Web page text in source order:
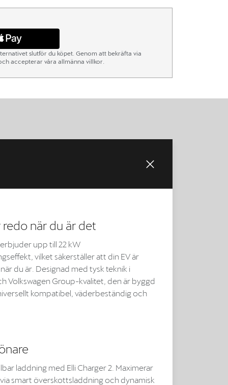
slutför du köpet. Genom att bekräfta via
accepterar våra allmänna villkor.
redo när du är det
erbjuder upp till 22 kW
vilket säkerställer att din EV är
du är. Designad med tysk teknik i
Volkswagen Group-kvalitet, den är byggd
kompatibel, väderbeständig och
laddning med Elli Charger 2. Maximerar
smart överskottsladdning och dynamisk